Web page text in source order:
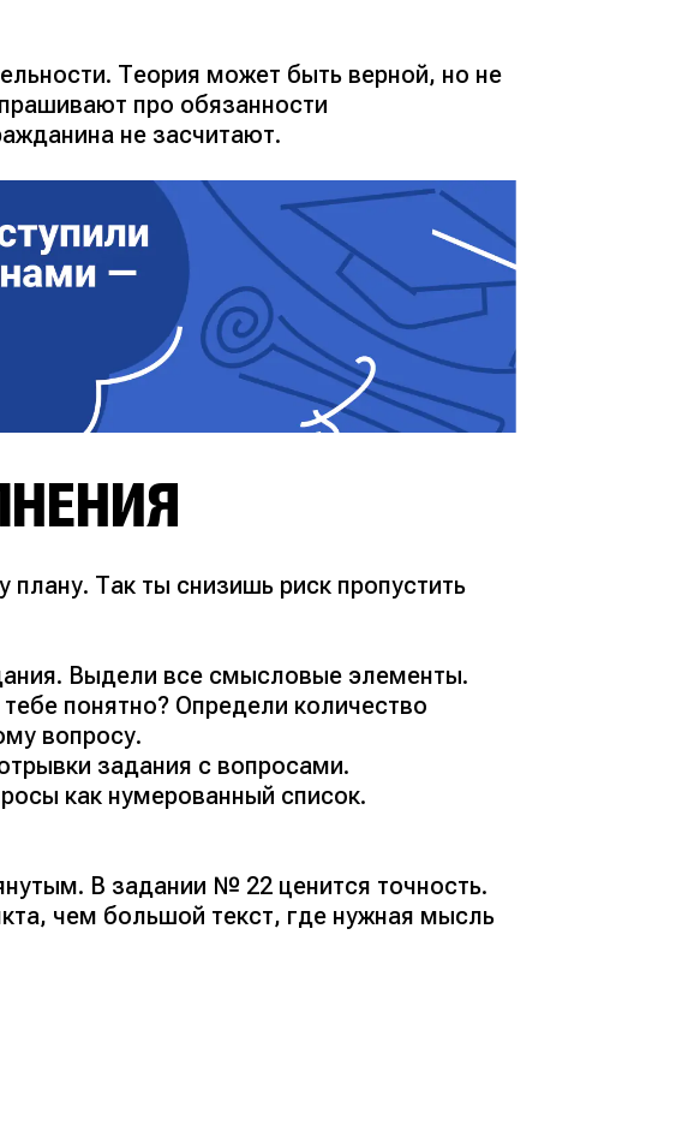
Теория может быть верной, но не
про обязанности
не засчитают.
Так ты снизишь риск пропустить
Выдели все смысловые элементы.
понятно? Определи количество
вопросу.
задания с вопросами.
как нумерованный список.
В задании № 22 ценится точность.
чем большой текст, где нужная мысль